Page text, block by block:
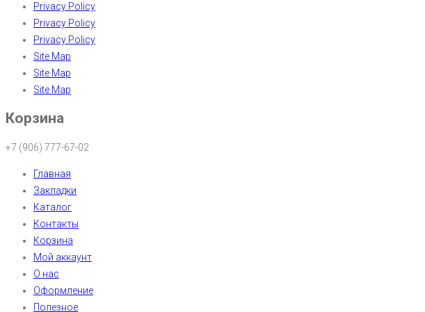
Privacy Policy
Privacy Policy
Privacy Policy
Site Map
Site Map
Site Map
Корзина
+7 (906) 777-67-02
Главная
Закладки
Каталог
Контакты
Корзина
Мой аккаунт
О нас
Оформление
Полезное